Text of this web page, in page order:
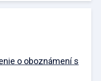
o oboznámení s